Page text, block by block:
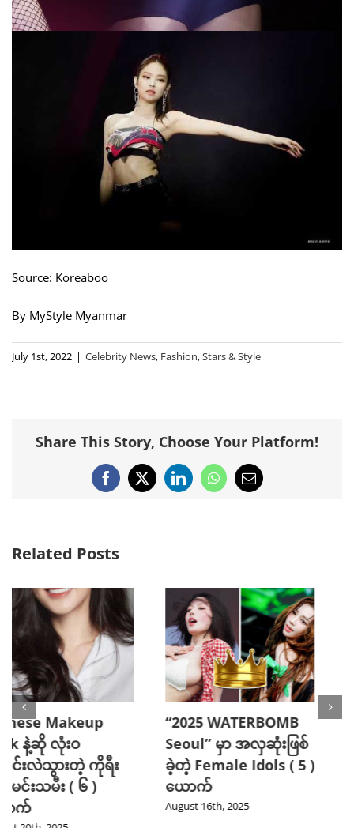
Source: Koreaboo
By MyStyle Myanmar
July 1st, 2022 | Celebrity News, Fashion,Stars & Style
Share This Story, Choose Your Platform!
Facebook
X LinkedInWhatsApp
Email
Related Posts
“2025 WATERBOMB
Seoul” မှာ အလှဆုံးဖြစ်
ခဲ့တဲ့ Female Idols ( 5 )
ယောက်
August 16th, 2025
အသားအရေကောင်းဖို့
ကူညီပေးမယ့်
အလေ့အကျင့်ကောင်း (
၅ ) ခု
August 14th, 2025